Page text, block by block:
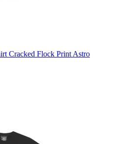
Cracked Flock Print Astro